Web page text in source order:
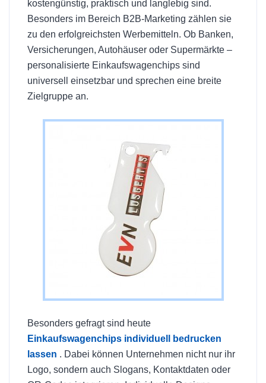
kostengünstig, praktisch und langlebig sind.
Besonders im Bereich B2B-Marketing zählen sie
zu den erfolgreichsten Werbemitteln. Ob Banken,
Versicherungen, Autohäuser oder Supermärkte –
personalisierte Einkaufswagenchips sind
universell einsetzbar und sprechen eine breite
Zielgruppe an.
Besonders gefragt sind heute
Einkaufswagenchips individuell bedrucken
lassen . Dabei können Unternehmen nicht nur ihr
Logo, sondern auch Slogans, Kontaktdaten oder